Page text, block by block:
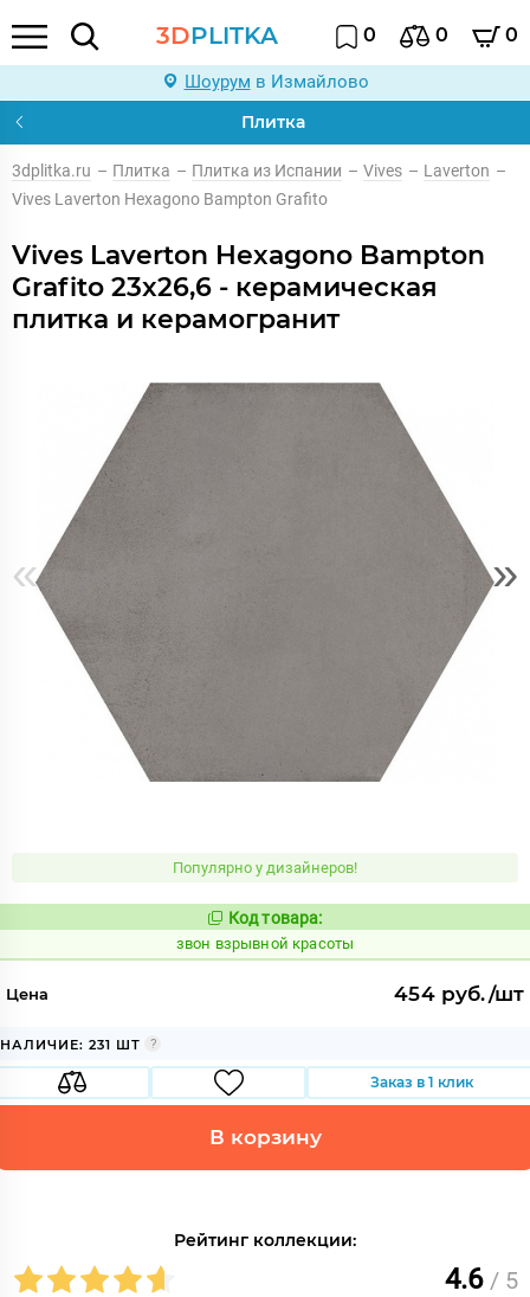
3DPLITKA 0 0 0
Шоурум в Измайлово
Плитка
3dplitka.ru – Плитка – Плитка из Испании – Vives – Laverton –
Vives Laverton Hexagono Bampton Grafito
Vives Laverton Hexagono Bampton
Grafito 23x26,6 - керамическая
плитка и керамогранит
« »
Популярно у дизайнеров!
Код:
454915
Код товара:
звон взрывной красоты
Цена 454 руб./шт
НАЛИЧИЕ: 231 ШТ
Заказ в 1 клик
В корзину
Рейтинг коллекции:
4.6 / 5